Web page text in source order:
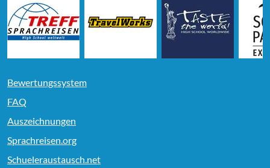
Bewertungssystem
FAQ
Auszeichnungen
Sprachreisen.org
Schueleraustausch.net